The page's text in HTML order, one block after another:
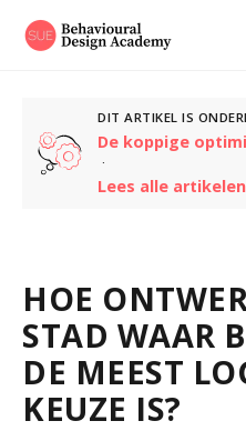
DIT ARTIKEL IS
De koppige
·
Lees alle
HOE
STAD WAAR
DE MEEST
KEUZE IS?